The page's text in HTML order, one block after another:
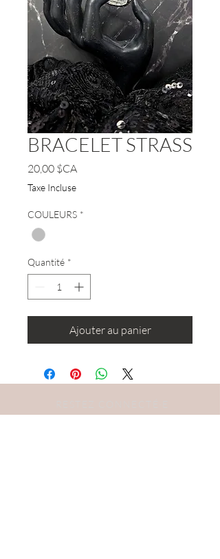
BRACELET STRASS
20,00 $CAPrix
Taxe Incluse
COULEURS *
Quantité *
Ajouter au panier